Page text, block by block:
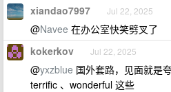
xiandao7997 Jul 22, 2025
@Navee 在办公室快笑劈叉了
kokerkov Jul 22, 2025
@yxzblue 国外套路，见面就是
terrific 、wonderful 这些